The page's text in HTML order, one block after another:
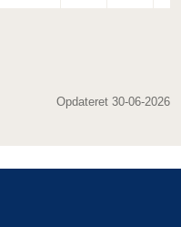
Opdateret 30-06-2026